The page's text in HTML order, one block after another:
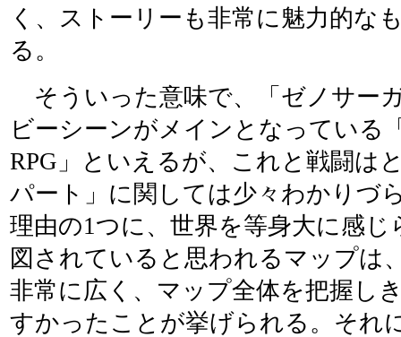
く、ストーリーも非常に魅力的な
る。
そういった意味で、「ゼノサー
ビーシーンがメインとなっている
RPG」といえるが、これと戦闘は
パート」に関しては少々わかりづ
理由の1つに、世界を等身大に感
図されていると思われるマップは
非常に広く、マップ全体を把握し
すかったことが挙げられる。それ